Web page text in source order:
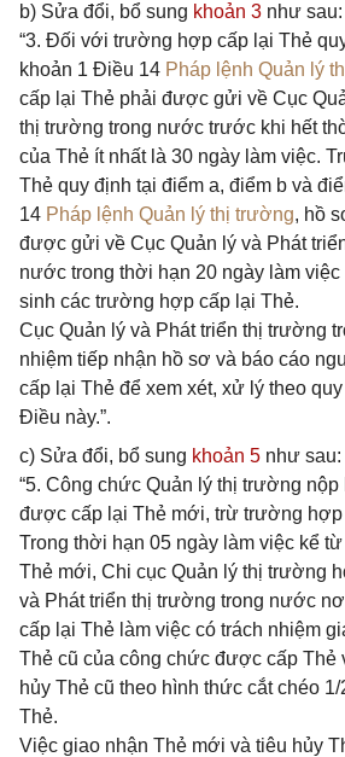
b) Sửa đổi, bổ sung khoản 3 như sau:
“3. Đối với trường hợp cấp lại Thẻ
khoản 1 Điều 14 Pháp lệnh Quản lý
cấp lại Thẻ phải được gửi về Cục
thị trường trong nước trước khi hết
của Thẻ ít nhất là 30 ngày làm việc.
Thẻ quy định tại điểm a, điểm b và
14 Pháp lệnh Quản lý thị trường, hồ
được gửi về Cục Quản lý và Phát
nước trong thời hạn 20 ngày làm
sinh các trường hợp cấp lại Thẻ.
Cục Quản lý và Phát triển thị trường
nhiệm tiếp nhận hồ sơ và báo cáo
cấp lại Thẻ để xem xét, xử lý theo
Điều này.”.
c) Sửa đổi, bổ sung khoản 5 như sau:
“5. Công chức Quản lý thị trường nộp
được cấp lại Thẻ mới, trừ trường hợp
Trong thời hạn 05 ngày làm việc kể
Thẻ mới, Chi cục Quản lý thị trường
và Phát triển thị trường trong nước
cấp lại Thẻ làm việc có trách nhiệm
Thẻ cũ của công chức được cấp Thẻ
hủy Thẻ cũ theo hình thức cắt chéo
Thẻ.
Việc giao nhận Thẻ mới và tiêu hủy